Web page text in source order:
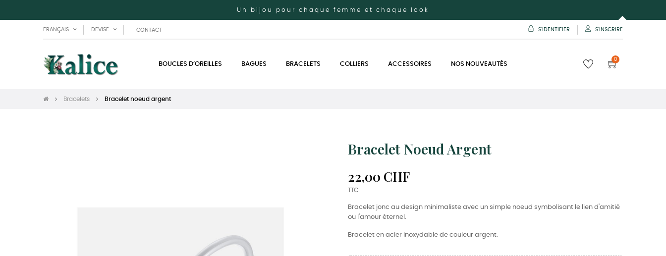
Un bijou pour chaque femme et chaque look
FRANÇAIS DEVISE CONTACT S'IDENTIFIER S'INSCRIRE
BOUCLES D’OREILLES BAGUES BRACELETS COLLIERS ACCESSOIRES NOS NOUVEAUTÉS
0
Bracelets Bracelet noeud argent
Bracelet Noeud Argent
22,00 CHF
TTC
Bracelet jonc au design minimaliste avec un simple noeud symbolisant le lien d'amitié
ou l'amour éternel.
Bracelet en acier inoxydable de couleur argent.